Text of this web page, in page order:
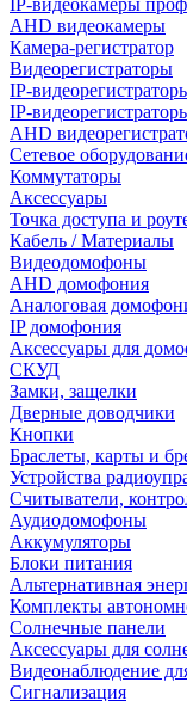
IP-видеокамеры
AHD видеокамеры
Камера-регистратор
Видеорегистраторы
IP-
IP-
AHD
Сетевое
Коммутаторы
Аксессуары
Точка доступа и
Кабель / Материалы
Видеодомофоны
AHD домофония
Аналоговая
IP домофония
Аксессуары для
СКУД
Замки, защелки
Дверные доводчики
Кнопки
Браслеты, карты и
Устройства
Считыватели,
Аудиодомофоны
Аккумуляторы
Блоки питания
Альтернативная
Комплекты
Солнечные панели
Аксессуары для
Видеонаблюдение
Сигнализация